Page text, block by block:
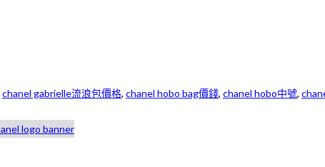
chanel gabrielle流浪包價格, chanel hobo bag價錢, chanel hobo中號,